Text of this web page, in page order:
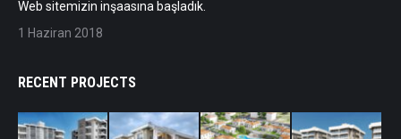
Web sitemizin inşaasına başladık.
1 Haziran 2018
RECENT PROJECTS